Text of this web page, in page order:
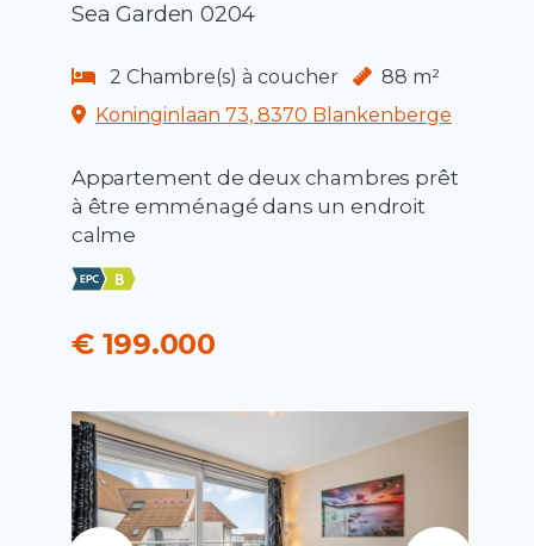
Sea Garden 0204
2 Chambre(s) à coucher
88 m²
Koninginlaan 73, 8370 Blankenberge
Appartement de deux chambres prêt
à être emménagé dans un endroit
calme
€ 199.000